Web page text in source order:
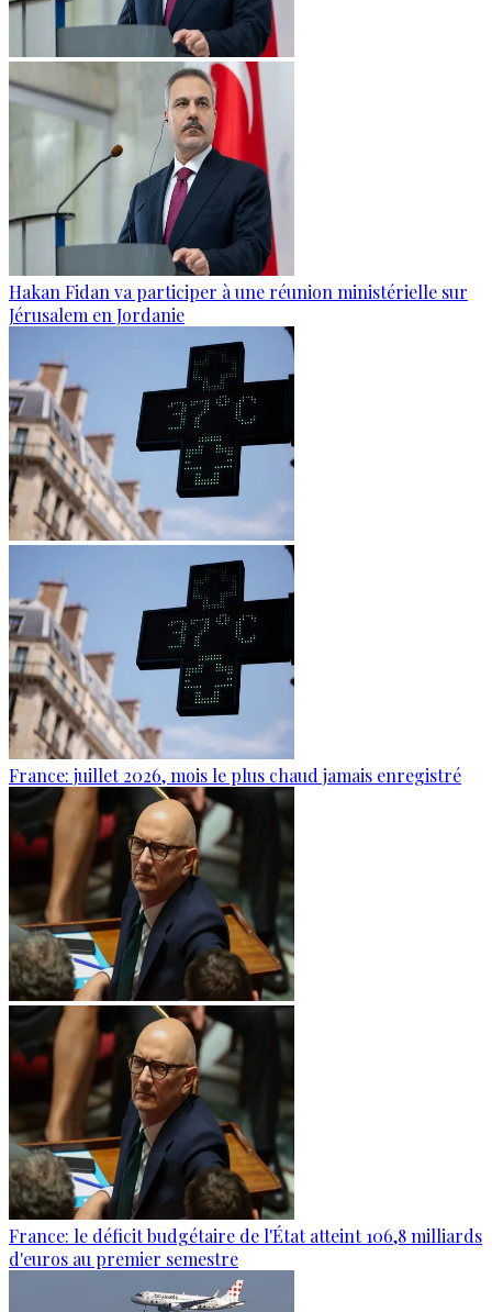
Hakan Fidan va participer à une réunion ministérielle sur
Jérusalem en Jordanie
France: juillet 2026, mois le plus chaud jamais enregistré
France: le déficit budgétaire de l'État atteint 106,8 milliards
d'euros au premier semestre